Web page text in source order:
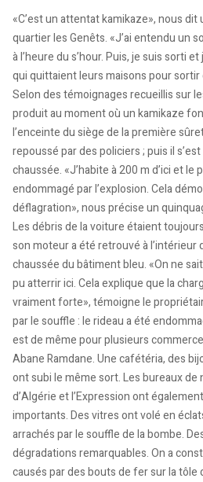
«C’est un attentat kamikaze», nous
quartier les Genêts. «J’ai entendu un
à l’heure du s’hour. Puis, je suis sorti
qui quittaient leurs maisons pour sortir
Selon des témoignages recueillis sur
produit au moment où un kamikaze
l’enceinte du siège de la première
repoussé par des policiers ; puis il
chaussée. «J’habite à 200 m d’ici et
endommagé par l’explosion. Cela
déflagration», nous précise un
Les débris de la voiture étaient
son moteur a été retrouvé à l’intérieur
chaussée du bâtiment bleu. «On ne
pu atterrir ici. Cela explique que la
vraiment forte», témoigne le
par le souffle : le rideau a été
est de même pour plusieurs
Abane Ramdane. Une cafétéria, des
ont subi le même sort. Les bureaux
d’Algérie et l’Expression ont
importants. Des vitres ont volé en
arrachés par le souffle de la bombe.
dégradations remarquables. On a
causés par des bouts de fer sur la tôle